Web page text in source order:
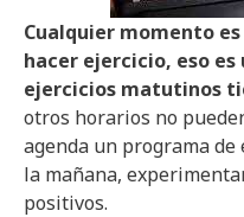
Cualquier momento
hacer ejercicio, eso es
ejercicios matutinos
otros horarios no
agenda un programa
la mañana,
positivos.